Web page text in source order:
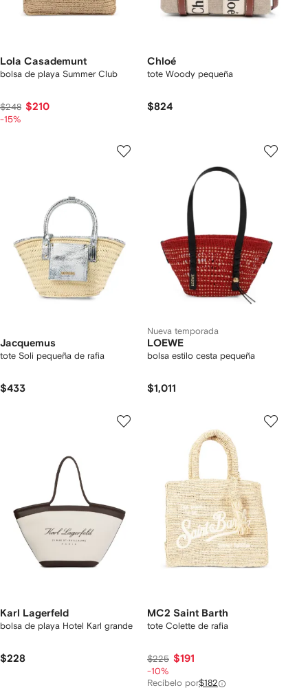
Lola Casademunt
bolsa de playa Summer Club
$248 $210
-15%
Chloé
tote Woody pequeña
$824
Jacquemus
tote Soli pequeña de rafia
$433
Nueva temporada
LOEWE
bolsa estilo cesta pequeña
$1,011
Karl Lagerfeld
bolsa de playa Hotel Karl grande
$228
MC2 Saint Barth
tote Colette de rafia
$225 $191
-10%
Recíbelo por$182